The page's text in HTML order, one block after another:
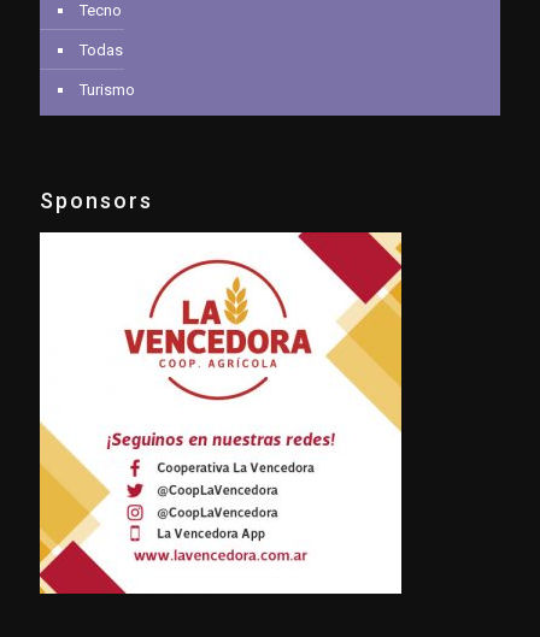
Tecno
Todas
Turismo
Sponsors